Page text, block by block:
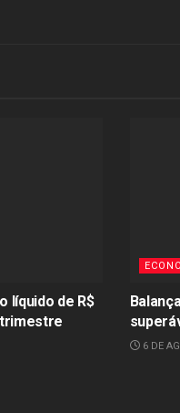
líquido de R$
6 DE